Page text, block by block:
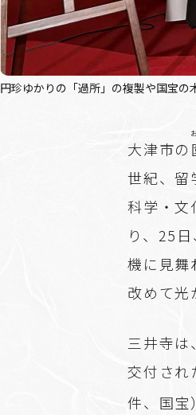
円珍ゆかりの「過所」の複製や国宝の
大津市の
世紀、留
科学・文
り、25
機に見舞
改めて光
三井寺
交付され
件、国宝